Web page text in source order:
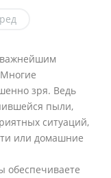
важнейшим
зря. Ведь
пыли,
ситуаций,
или домашние
обеспечиваете